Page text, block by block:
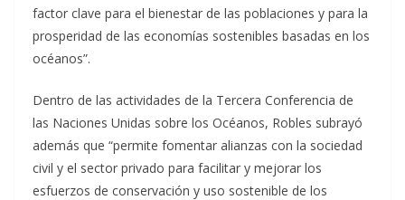
factor clave para el bienestar de las poblaciones y para la
prosperidad de las economías sostenibles basadas en los
océanos”.
Dentro de las actividades de la Tercera Conferencia de
las Naciones Unidas sobre los Océanos, Robles subrayó
además que “permite fomentar alianzas con la sociedad
civil y el sector privado para facilitar y mejorar los
esfuerzos de conservación y uso sostenible de los